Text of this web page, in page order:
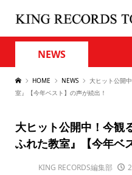
NEWS
HOME NEWS
大ヒット公開
室』【今年ベスト】の声が続出！
大ヒット公開中！今観
ふれた教室』【今年ベ
KING RECORDS編集部